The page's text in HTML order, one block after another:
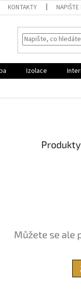
KONTAKTY NAPIŠTE
Izolace
Můžete se ale